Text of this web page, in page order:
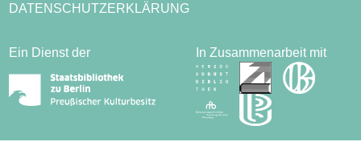
DATENSCHUTZERKLÄRUNG
Ein Dienst der In Zusammenarbeit mit